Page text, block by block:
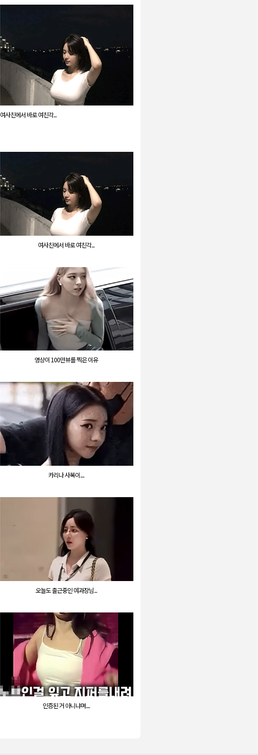
여사친에서 바로 여친각...
여사친에서 바로 여친각...
영상이 100만뷰를 찍은 이유
카리나 사복이....
오늘도 출근중인 여과장님...
인증된 거 아니냐며....